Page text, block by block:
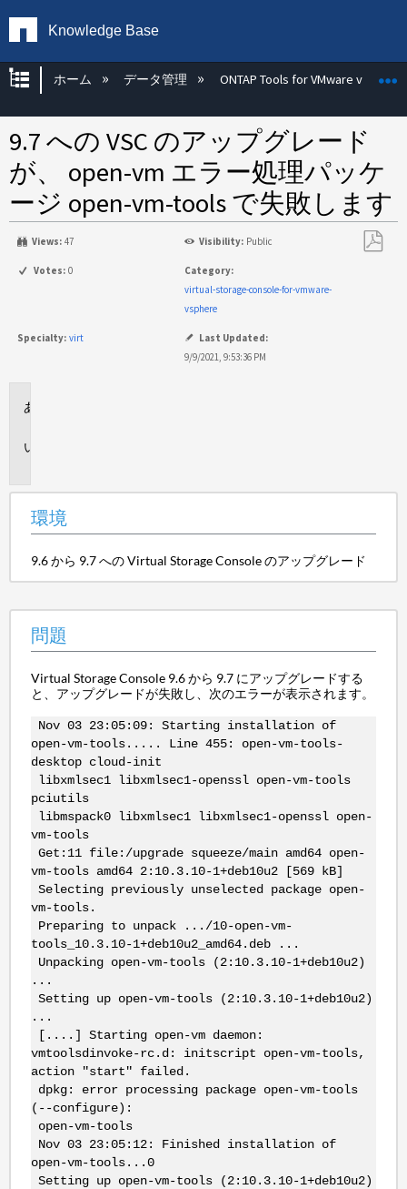
Knowledge Base
グローバル階層を展開/折りたたむ
ホーム データ管理 ONTAP Tools for VMware vSphere
9.7 への VSC のアップグレード
が、 open-vm エラー処理パッケ
ージ open-vm-tools で失敗します
Views: 47 Visibility: Public
Votes: 0
Category:
virtual-storage-console-for-vmware-
vsphere
Specialty: virt
Last Updated:
9/9/2021, 9:53:36 PM
環境
9.6 から 9.7 への Virtual Storage Console のアップグレード
問題
Virtual Storage Console 9.6 から 9.7 にアップグレードする
と、アップグレードが失敗し、次のエラーが表示されます。
Nov 03 23:05:09: Starting installation of
open-vm-tools..... Line 455: open-vm-tools-
desktop cloud-init
libxmlsec1 libxmlsec1-openssl open-vm-tools
pciutils
libmspack0 libxmlsec1 libxmlsec1-openssl open-
vm-tools
Get:11 file:/upgrade squeeze/main amd64 open-
vm-tools amd64 2:10.3.10-1+deb10u2 [569 kB]
Selecting previously unselected package open-
vm-tools.
Preparing to unpack .../10-open-vm-
tools_10.3.10-1+deb10u2_amd64.deb ...
Unpacking open-vm-tools (2:10.3.10-1+deb10u2)
...
Setting up open-vm-tools (2:10.3.10-1+deb10u2)
...
[....] Starting open-vm daemon:
vmtoolsdinvoke-rc.d: initscript open-vm-tools,
action "start" failed.
dpkg: error processing package open-vm-tools
(--configure):
open-vm-tools
Nov 03 23:05:12: Finished installation of
open-vm-tools...0
Setting up open-vm-tools (2:10.3.10-1+deb10u2)